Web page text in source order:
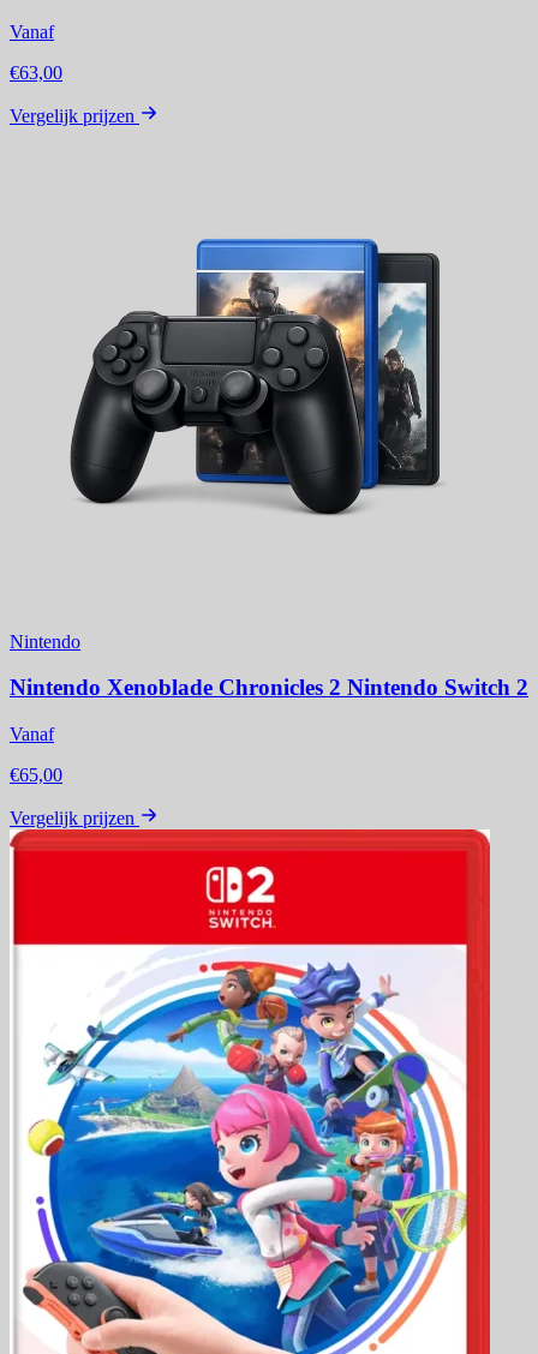
Vanaf
€63,00
Vergelijk prijzen
Nintendo
Nintendo Xenoblade Chronicles 2 Nintendo Switch 2
Vanaf
€65,00
Vergelijk prijzen